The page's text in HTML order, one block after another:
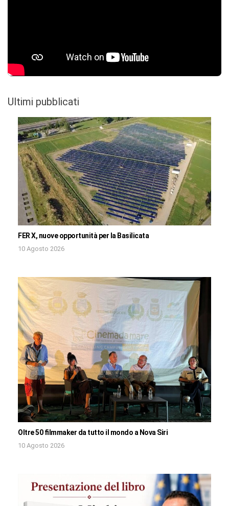
Ultimi pubblicati
FER X, nuove opportunità per la Basilicata
10 Agosto 2026
Oltre 50 filmmaker da tutto il mondo a Nova Siri
10 Agosto 2026